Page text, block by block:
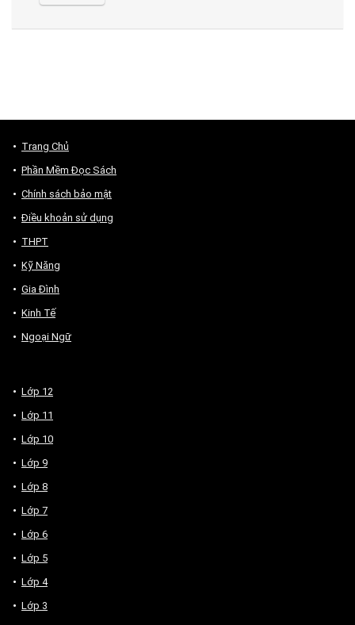
Trang Chủ
Phần Mềm Đọc Sách
Chính sách bảo mật
Điều khoản sử dụng
THPT
Kỹ Năng
Gia Đình
Kinh Tế
Ngoại Ngữ
Lớp 12
Lớp 11
Lớp 10
Lớp 9
Lớp 8
Lớp 7
Lớp 6
Lớp 5
Lớp 4
Lớp 3